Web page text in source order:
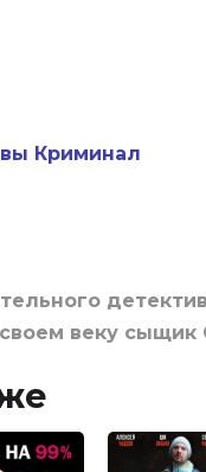
Криминал
веку сыщик